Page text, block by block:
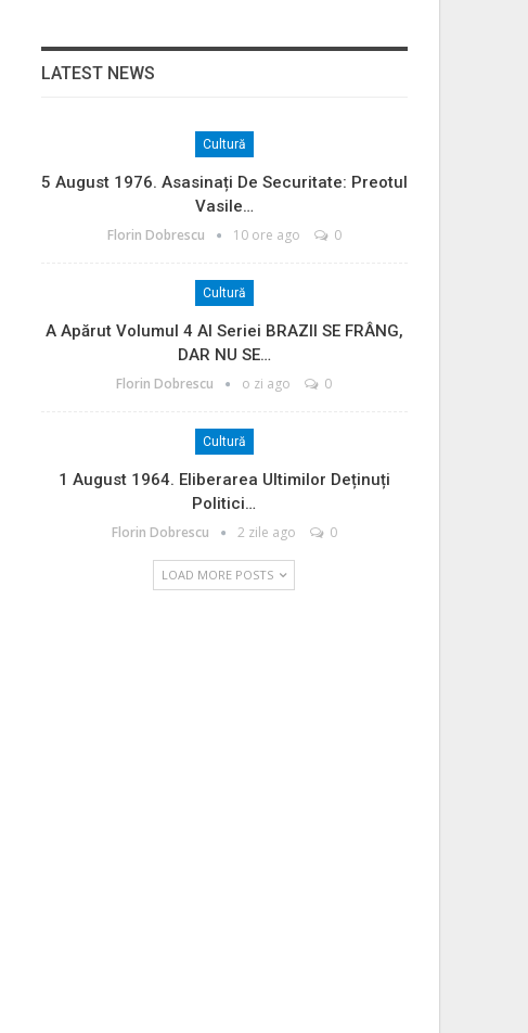
LATEST NEWS
Cultură
5 August 1976. Asasinați De Securitate: Preotul
Vasile…
Florin Dobrescu 10 ore ago 0
Cultură
A Apărut Volumul 4 Al Seriei BRAZII SE FRÂNG,
DAR NU SE…
Florin Dobrescu o zi ago 0
Cultură
1 August 1964. Eliberarea Ultimilor Deținuți
Politici…
Florin Dobrescu 2 zile ago 0
LOAD MORE POSTS